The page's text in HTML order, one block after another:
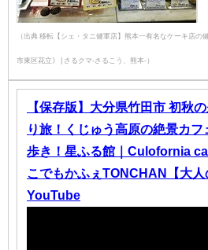
（出典 移転【シェ・タニ健軍店】熊本一有名なケーキ店の
市東区花立》 | さるクマ-さるこう、熊本-）
【保存版】大分県竹田市 初秋
り旅！くじゅう高原の絶景カフ
歩き！星ふる館｜Culofornia
こでもかふぇTONCHAN【大
YouTube